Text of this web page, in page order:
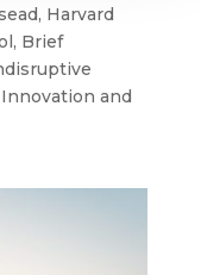
Harvard
Brief
and